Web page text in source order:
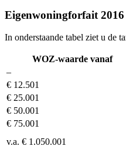
Eigenwoningforfait 2016
In onderstaande tabel ziet u de
WOZ-waarde vanaf
–
€ 12.501
€ 25.001
€ 50.001
€ 75.001
v.a. € 1.050.001